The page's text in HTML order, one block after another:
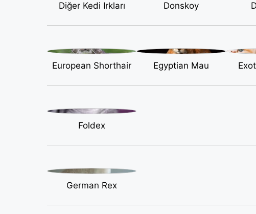
Diğer Kedi Irkları Donskoy
European Shorthair Egyptian Mau
Foldex
German Rex